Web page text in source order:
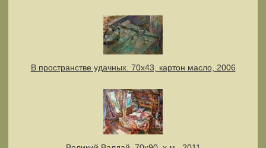
В пространстве удачных. 70х43, картон масло, 2006